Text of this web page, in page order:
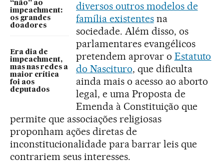
“não” ao
impeachment:
os grandes
doadores
Era dia de
impeachment,
mas nas redes a
maior crítica
foi aos
deputados
diversos outros modelos de
família existentesna
sociedade. Além disso, os
parlamentares evangélicos
pretendem aprovar o Estatuto
do Nascituro, que dificulta
ainda mais o acesso ao aborto
legal, e uma Proposta de
Emenda à Constituição que
permite que associações religiosas
proponham ações diretas de
inconstitucionalidade para barrar leis que
contrariem seus interesses.